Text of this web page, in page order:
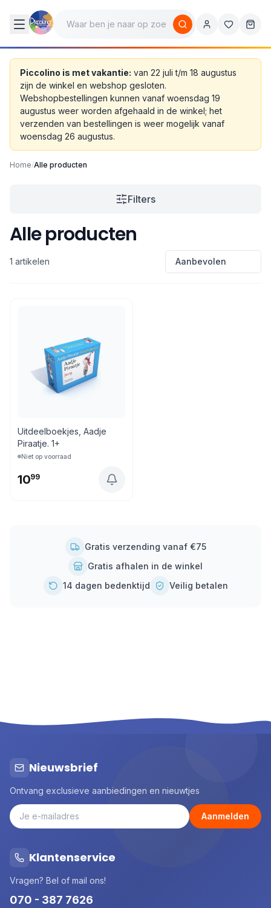
Piccolino is met vakantie: van 22 juli t/m 18 augustus
zijn de winkel en webshop gesloten.
Webshopbestellingen kunnen vanaf woensdag 19
augustus weer worden afgehaald in de winkel; het
verzenden van bestellingen is weer mogelijk vanaf
woensdag 26 augustus.
Home/Alle producten
Filters
Alle producten
1 artikelen
Uitdeelboekjes, Aadje
Piraatje. 1+
Niet op voorraad
1099
Gratis verzending vanaf €75
Gratis afhalen in de winkel
14 dagen bedenktijd
Veilig betalen
Nieuwsbrief
Ontvang exclusieve aanbiedingen en nieuwtjes
Aanmelden
Klantenservice
Vragen? Bel of mail ons!
070 - 387 7626